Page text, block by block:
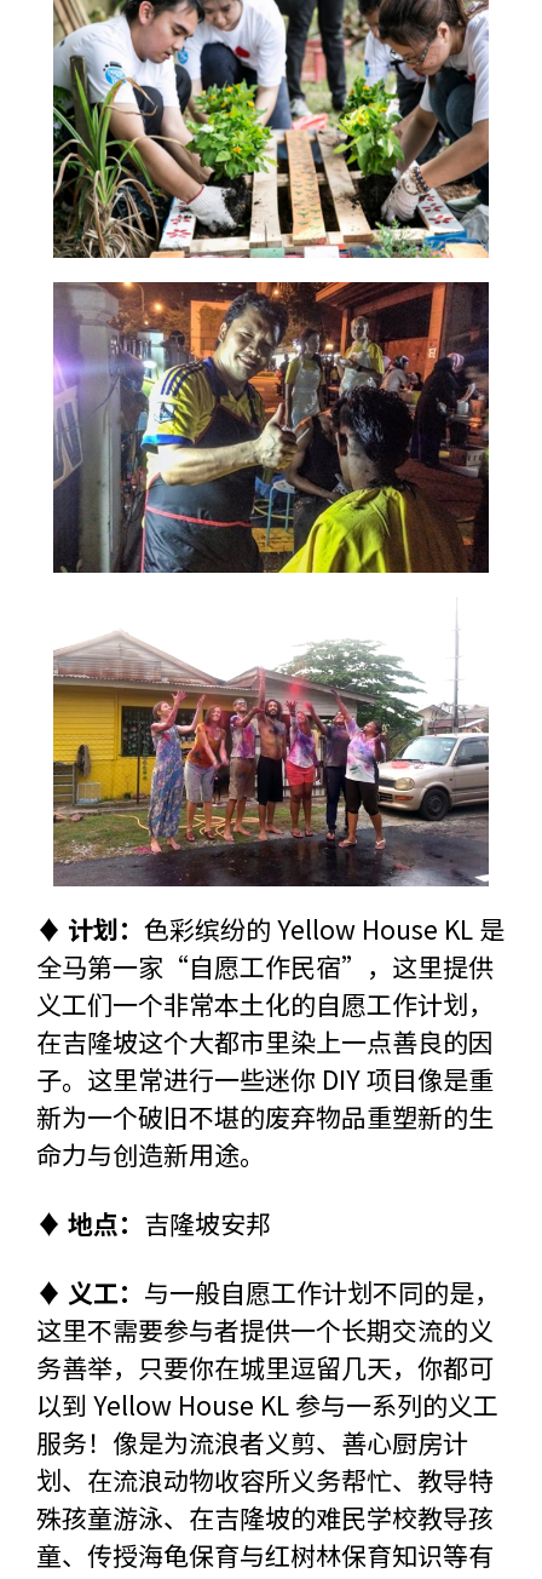
♦ 计划： 色彩缤纷的 Yellow House KL 是
全马第一家“自愿工作民宿”，这里提供
义工们一个非常本土化的自愿工作计划，
在吉隆坡这个大都市里染上一点善良的因
子。这里常进行一些迷你 DIY 项目像是重
新为一个破旧不堪的废弃物品重塑新的生
命力与创造新用途。
♦ 地点： 吉隆坡安邦
♦ 义工： 与一般自愿工作计划不同的是，
这里不需要参与者提供一个长期交流的义
务善举，只要你在城里逗留几天，你都可
以到 Yellow House KL 参与一系列的义工
服务！像是为流浪者义剪、善心厨房计
划、在流浪动物收容所义务帮忙、教导特
殊孩童游泳、在吉隆坡的难民学校教导孩
童、传授海龟保育与红树林保育知识等有